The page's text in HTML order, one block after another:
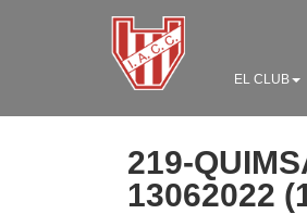
EL CLUB
219-
13062022